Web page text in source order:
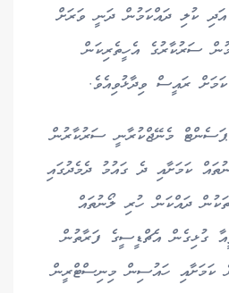
ކުލި ދައްކަމުން ދަނީ ވަރަށް
ސަރުކާރުގެ އެހީތެރިކަން
ރައީސް ވިދާޅުވިއެވެ.
ރައީސް ވިދާޅުވީ އެ 20 ޕަސެންޓް މެނޭޖްކުރާނީ ސަރުކާރުން
ކަމަށާއި ދެ ގައުމު ދެމެދުގައި
ދައްކަން ހުރި ލޯނުތައް
ގުޅިގެން އެޗްޑީސީގެ ފަރާތުން
ކަމަށާއި ހައުސިން މިނިސްޓްރީން